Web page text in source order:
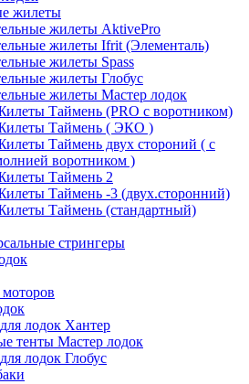
жилеты
жилеты AktivePro
жилеты Ifrit (Элементаль)
жилеты Spass
жилеты Глобус
жилеты Мастер лодок
Таймень (PRO c воротником)
Таймень ( ЭКО )
Таймень двух стороний ( с
воротником )
Таймень 2
Таймень -3 (двух.сторонний)
Таймень (стандартный)
стрингеры
лодок Хантер
тенты Мастер лодок
лодок Глобус